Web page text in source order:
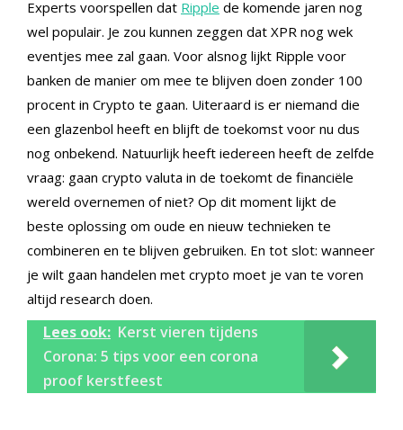
Experts voorspellen dat Ripple de komende jaren nog
wel populair. Je zou kunnen zeggen dat XPR nog wek
eventjes mee zal gaan. Voor alsnog lijkt Ripple voor
banken de manier om mee te blijven doen zonder 100
procent in Crypto te gaan. Uiteraard is er niemand die
een glazenbol heeft en blijft de toekomst voor nu dus
nog onbekend. Natuurlijk heeft iedereen heeft de zelfde
vraag: gaan crypto valuta in de toekomt de financiële
wereld overnemen of niet? Op dit moment lijkt de
beste oplossing om oude en nieuw technieken te
combineren en te blijven gebruiken. En tot slot: wanneer
je wilt gaan handelen met crypto moet je van te voren
altijd research doen.
Lees ook: Kerst vieren tijdens
Corona: 5 tips voor een corona
proof kerstfeest